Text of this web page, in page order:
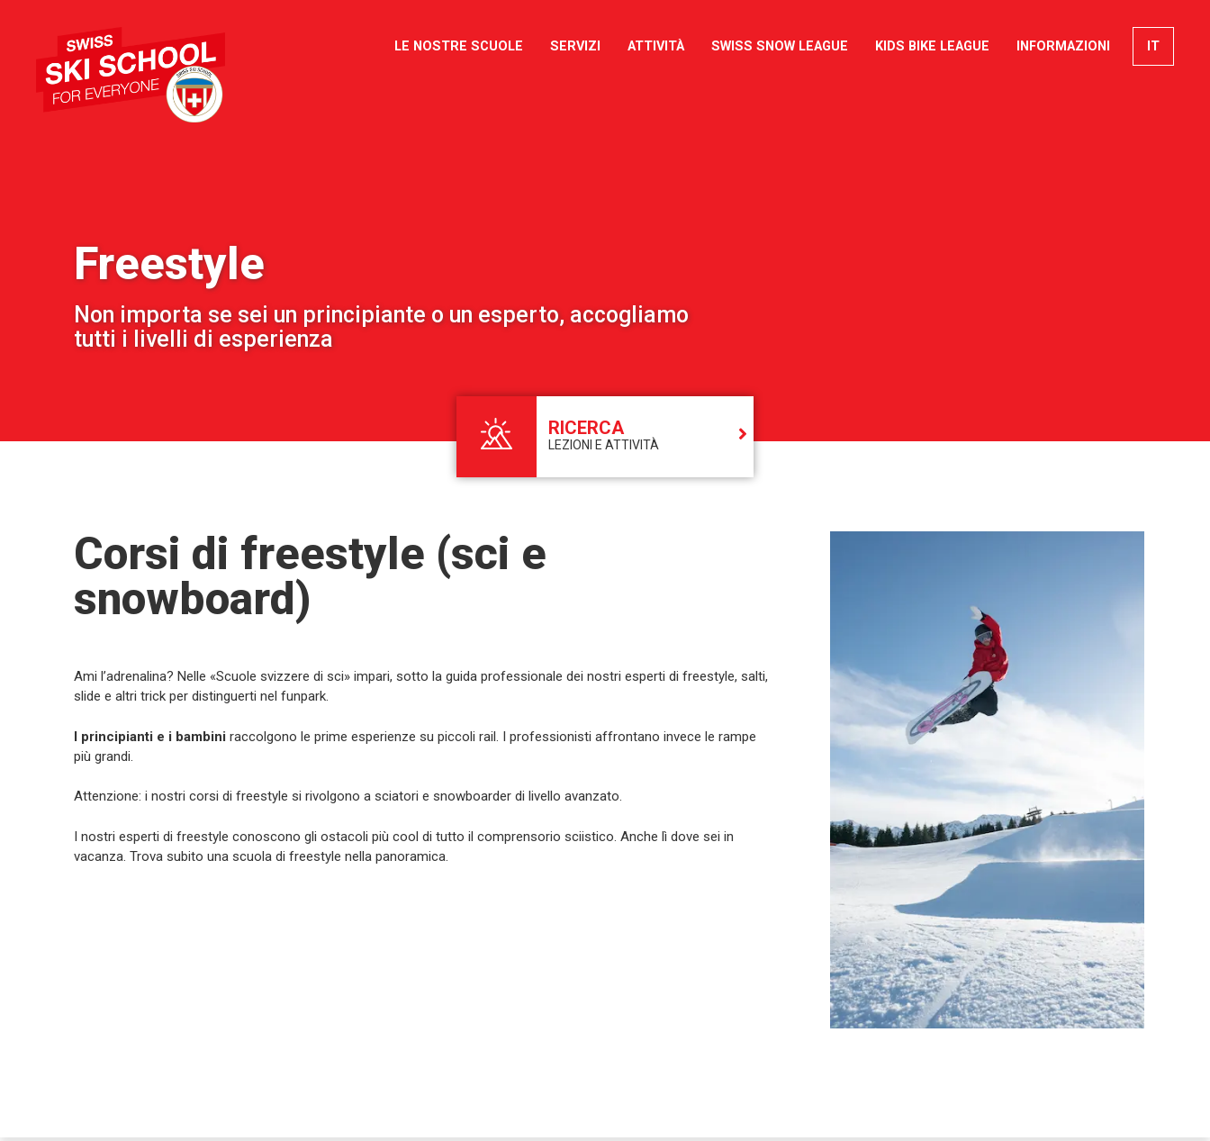
LE NOSTRE SCUOLE SERVIZI ATTIVITÀ SWISS SNOW LEAGUE KIDS BIKE LEAGUE INFORMAZIONI IT
Freestyle
Non importa se sei un principiante o un esperto, accogliamo
tutti i livelli di esperienza
RICERCA
LEZIONI E ATTIVITÀ
Corsi di freestyle (sci e
snowboard)
Ami l’adrenalina? Nelle «Scuole svizzere di sci» impari, sotto la guida professionale dei nostri esperti di freestyle, salti,
slide e altri trick per distinguerti nel funpark.
I principianti e i bambini raccolgono le prime esperienze su piccoli rail. I professionisti affrontano invece le rampe
più grandi.
Attenzione: i nostri corsi di freestyle si rivolgono a sciatori e snowboarder di livello avanzato.
I nostri esperti di freestyle conoscono gli ostacoli più cool di tutto il comprensorio sciistico. Anche lì dove sei in
vacanza. Trova subito una scuola di freestyle nella panoramica.